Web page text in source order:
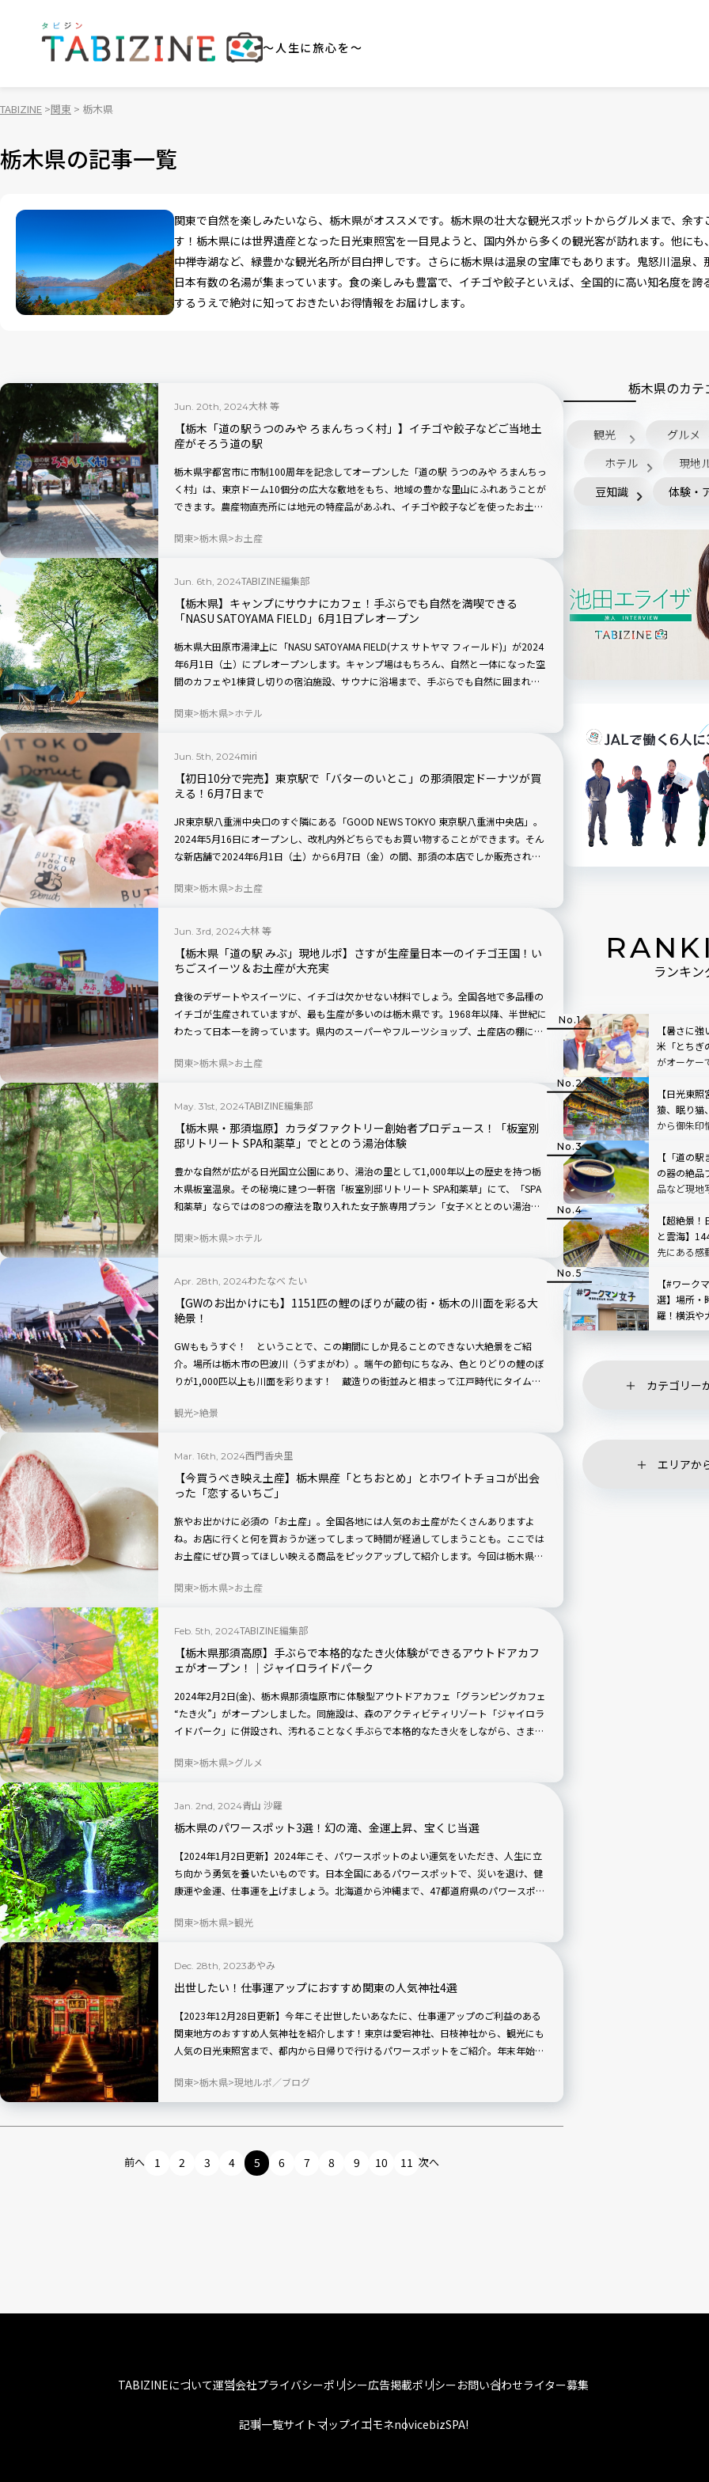
～人生に旅心を～
TABIZINE 関東 栃木県
栃木県の記事一覧
関東で自然を楽しみたいなら、栃木県がオススメです。栃木県の壮大な観光スポットからグルメまで、余
す！栃木県には世界遺産となった日光東照宮を一目見ようと、国内外から多くの観光客が訪れます。他に
中禅寺湖など、緑豊かな観光名所が目白押しです。さらに栃木県は温泉の宝庫でもあります。鬼怒川温泉
日本有数の名湯が集まっています。食の楽しみも豊富で、イチゴや餃子といえば、全国的に高い知名度を誇
するうえで絶対に知っておきたいお得情報をお届けします。
Jun. 20th, 2024大林 等
【栃木「道の駅うつのみや ろまんちっく村」】イチゴや餃子などご当地土
産がそろう道の駅
栃木県宇都宮市に市制100周年を記念してオープンした「道の駅 うつのみや ろまんちっ
く村」は、東京ドーム10個分の広大な敷地をもち、地域の豊かな里山にふれあうことが
できます。農産物直売所には地元の特産品があふれ、イチゴや餃子などを使ったお土産
ょう。
関東 栃木県 お土産
Jun. 6th, 2024TABIZINE編集部
【栃木県】キャンプにサウナにカフェ！手ぶらでも自然を満喫できる
「NASU SATOYAMA FIELD」6月1日プレオープン
栃木県大田原市湯津上に「NASU SATOYAMA FIELD(ナス サトヤマ フィールド)」が2024
年6月1日（土）にプレオープンします。キャンプ場はもちろん、自然と一体になった空
間のカフェや1棟貸し切りの宿泊施設、サウナに浴場まで、手ぶらでも自然に囲まれな
キャンペーンも実施。新たなアウトドア施設で過ごす自然体験はいかがですか？
関東 栃木県 ホテル
Jun. 5th, 2024miri
【初日10分で完売】東京駅で「バターのいとこ」の那須限定ドーナツが買
える！6月7日まで
JR東京駅八重洲中央口のすぐ隣にある「GOOD NEWS TOKYO 東京駅八重洲中央店」。
2024年5月16日にオープンし、改札内外どちらでもお買い物することができます。そん
な新店舗で2024年6月1日（土）から6月7日（金）の間、那須の本店でしか販売されて
完売するなど、今注目のドーナツを実食ルポでご紹介します。
関東 栃木県 お土産
Jun. 3rd, 2024大林 等
【栃木県「道の駅 みぶ」現地ルポ】さすが生産量日本一のイチゴ王国！い
ちごスイーツ＆お土産が大充実
食後のデザートやスイーツに、イチゴは欠かせない材料でしょう。全国各地で多品種の
イチゴが生産されていますが、最も生産が多いのは栃木県です。1968年以降、半世紀に
わたって日本一を誇っています。県内のスーパーやフルーツショップ、土産店の棚には
「道の駅 みぶ」でも、イチゴが豊かなバリエーションで主役を演じているようです。
関東 栃木県 お土産
May. 31st, 2024TABIZINE編集部
【栃木県・那須塩原】カラダファクトリー創始者プロデュース！「板室別
邸リトリート SPA和薬草」でととのう湯治体験
豊かな自然が広がる日光国立公園にあり、湯治の里として1,000年以上の歴史を持つ栃
木県板室温泉。その秘境に建つ一軒宿「板室別邸リトリート SPA和薬草」にて、「SPA
和薬草」ならではの8つの療法を取り入れた女子旅専用プラン「女子×ととのい湯治
が2024年5月7日から本格的にスタートしました。
関東 栃木県 ホテル
Apr. 28th, 2024わたなべ たい
【GWのお出かけにも】1151匹の鯉のぼりが蔵の街・栃木の川面を彩る大
絶景！
GWももうすぐ！ ということで、この期間にしか見ることのできない大絶景をご紹
介。場所は栃木市の巴波川（うずまがわ）。端午の節句にちなみ、色とりどりの鯉のぼ
りが1,000匹以上も川面を彩ります！ 蔵造りの街並みと相まって江戸時代にタイムス
観光 絶景
Mar. 16th, 2024西門香央里
【今買うべき映え土産】栃木県産「とちおとめ」とホワイトチョコが出会
った「恋するいちご」
旅やお出かけに必須の「お土産」。全国各地には人気のお土産がたくさんありますよ
ね。お店に行くと何を買おうか迷ってしまって時間が経過してしまうことも。ここでは
お土産にぜひ買ってほしい映える商品をピックアップして紹介します。今回は栃木県
関東 栃木県 お土産
Feb. 5th, 2024TABIZINE編集部
【栃木県那須高原】手ぶらで本格的なたき火体験ができるアウトドアカフ
ェがオープン！｜ジャイロライドパーク
2024年2月2日(金)、栃木県那須塩原市に体験型アウトドアカフェ「グランピングカフェ
“たき火”」がオープンしました。同施設は、森のアクティビティリゾート「ジャイロラ
イドパーク」に併設され、汚れることなく手ぶらで本格的なたき火をしながら、さまざ
なども不要で、那須高原の大森林を満喫できる癒やしと、たき火遊びをおしゃれに楽し
関東 栃木県 グルメ
Jan. 2nd, 2024青山 沙羅
栃木県のパワースポット3選！幻の滝、金運上昇、宝くじ当選
【2024年1月2日更新】2024年こそ、パワースポットのよい運気をいただき、人生に立
ち向かう勇気を養いたいものです。日本全国にあるパワースポットで、災いを退け、健
康運や金運、仕事運を上げましょう。北海道から沖縄まで、47都道府県のパワースポッ
関東 栃木県 観光
Dec. 28th, 2023あやみ
出世したい！仕事運アップにおすすめ関東の人気神社4選
【2023年12月28日更新】今年こそ出世したいあなたに、仕事運アップのご利益のある
関東地方のおすすめ人気神社を紹介します！東京は愛宕神社、日枝神社から、観光にも
人気の日光東照宮まで、都内から日帰りで行けるパワースポットをご紹介。年末年始の
関東 栃木県 現地ルポ／ブログ
前へ 1 2 3 4 5 6 7 8 9 10 11 次へ
栃木県のカテ
観光
グルメ
ホテル
現地
豆知識
体験・
ランキン
【暑さに
米「とちぎ
がオーケー
【日光東
猿、眠り猫
から御朱印
【「道の
の器の絶品
品など現地
【超絶景
と雲海】
先にある感
【#ワーク
選】場所・
羅！横浜や
カテゴリー
エリアか
TABIZINEについて運営会社プライバシーポリシー広告掲載ポリシーお問い合わせライター募集
記事一覧サイトマップイエモネnovicebizSPA!